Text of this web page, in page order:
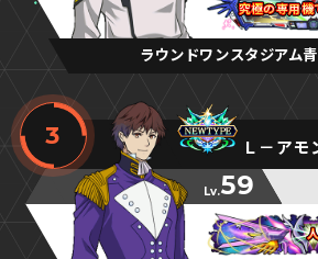
究極の専用機
究極の専用機
究極の専用機
ラウンドワンスタジアム
3 Ｌ－ア
Lv.59